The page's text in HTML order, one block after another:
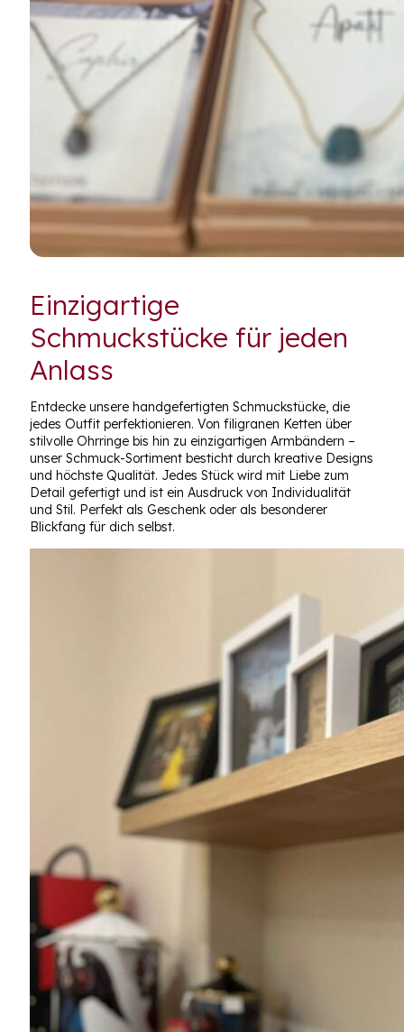
Einzigartige
Schmuckstücke für jeden
Anlass
Entdecke unsere handgefertigten Schmuckstücke, die
jedes Outfit perfektionieren. Von filigranen Ketten über
stilvolle Ohrringe bis hin zu einzigartigen Armbändern –
unser Schmuck-Sortiment besticht durch kreative Designs
und höchste Qualität. Jedes Stück wird mit Liebe zum
Detail gefertigt und ist ein Ausdruck von Individualität
und Stil. Perfekt als Geschenk oder als besonderer
Blickfang für dich selbst.